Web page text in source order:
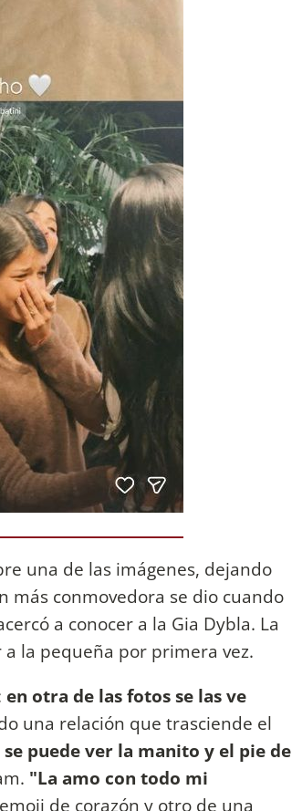
una de las imágenes, dejando
más conmovedora se dio cuando
a conocer a la Gia Dybla. La
la pequeña por primera vez.
en otra de las fotos se las ve
una relación que trasciende el
puede ver la manito y el pie de
"La amo con todo mi
de corazón y otro de una